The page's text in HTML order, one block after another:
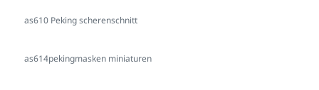
as610 Peking scherenschnitt
as614pekingmasken miniaturen